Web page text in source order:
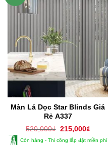
Màn Lá Dọc Star Blinds Giá
Rẻ A337
520,000₫ Giá
là:
215,000₫Giá
tại
Còn hàng - Thi công lắp đặt miền phí